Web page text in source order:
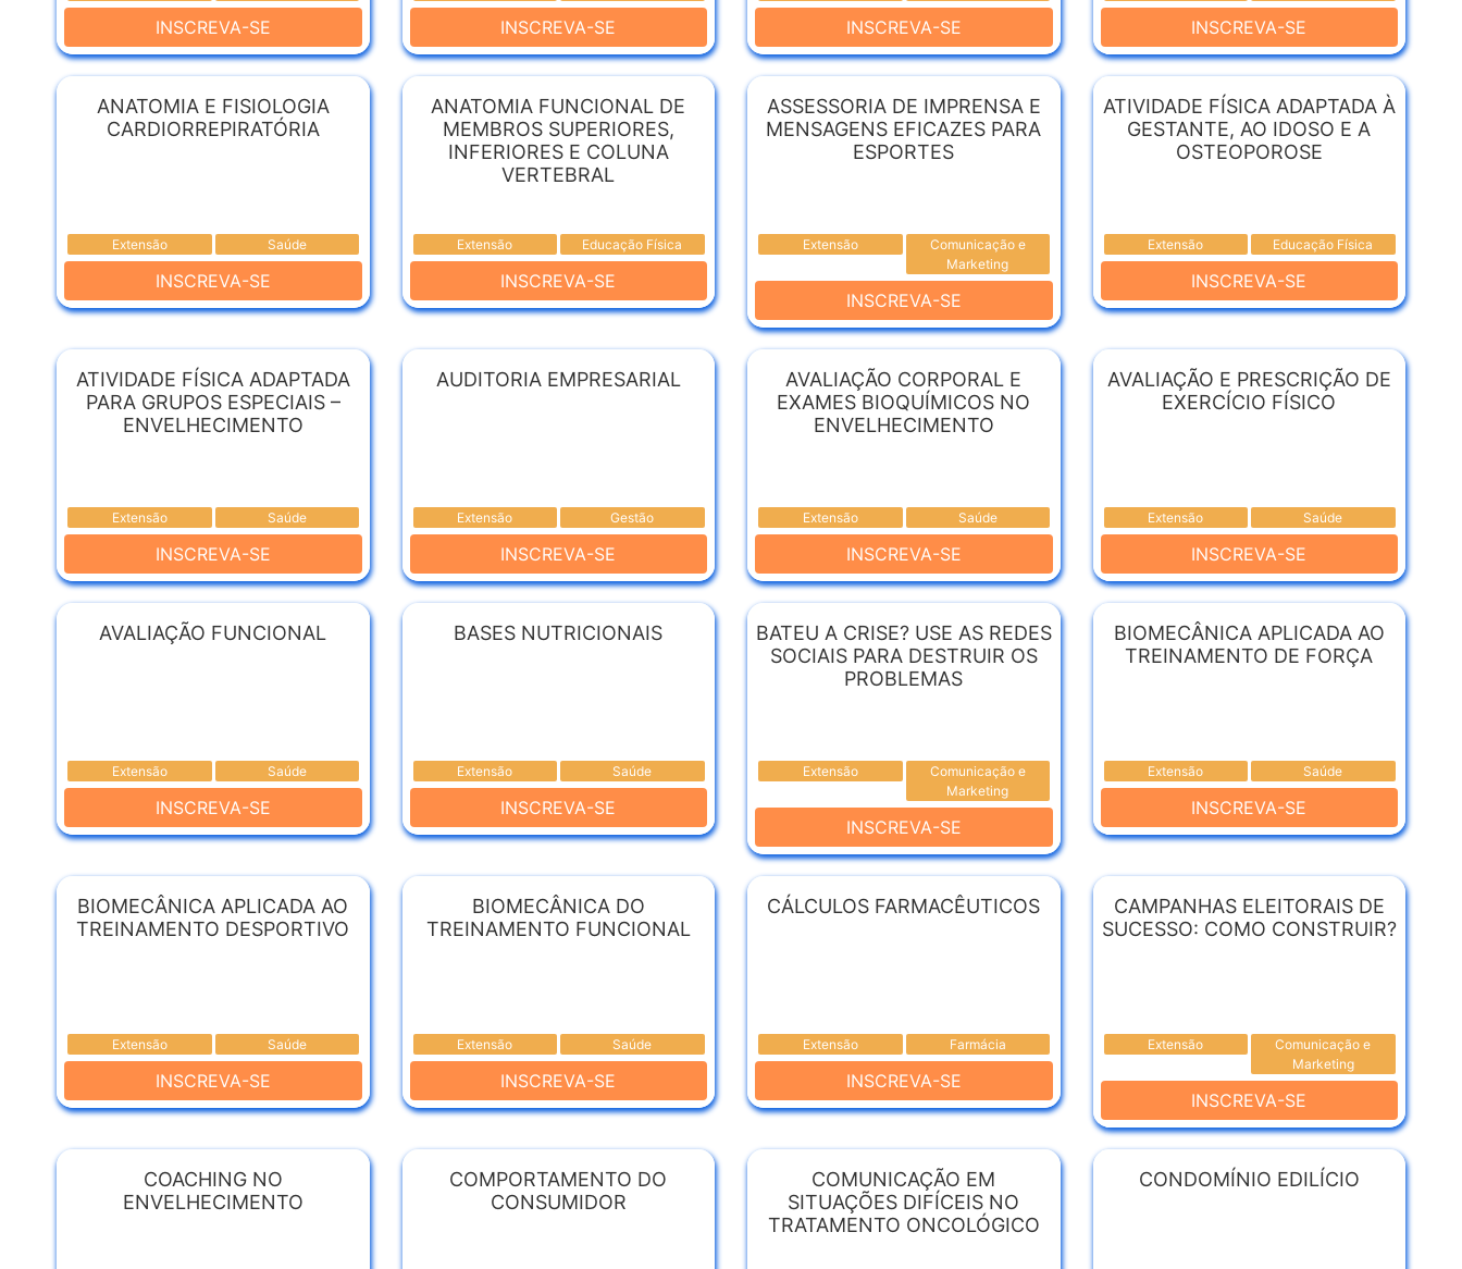
INSCREVA-SE INSCREVA-SE INSCREVA-SE INSCREVA-SE
ANATOMIA E FISIOLOGIA
CARDIORREPIRATÓRIA
Extensão Saúde
INSCREVA-SE
ANATOMIA FUNCIONAL DE
MEMBROS SUPERIORES,
INFERIORES E COLUNA
VERTEBRAL
Extensão Educação Física
INSCREVA-SE
ASSESSORIA DE IMPRENSA E
MENSAGENS EFICAZES PARA
ESPORTES
Extensão
Comunicação e
Marketing
INSCREVA-SE
ATIVIDADE FÍSICA ADAPTADA À
GESTANTE, AO IDOSO E A
OSTEOPOROSE
Extensão Educação Física
INSCREVA-SE
ATIVIDADE FÍSICA ADAPTADA
PARA GRUPOS ESPECIAIS –
ENVELHECIMENTO
Extensão Saúde
INSCREVA-SE
AUDITORIA EMPRESARIAL
Extensão Gestão
INSCREVA-SE
AVALIAÇÃO CORPORAL E
EXAMES BIOQUÍMICOS NO
ENVELHECIMENTO
Extensão Saúde
INSCREVA-SE
AVALIAÇÃO E PRESCRIÇÃO DE
EXERCÍCIO FÍSICO
Extensão Saúde
INSCREVA-SE
AVALIAÇÃO FUNCIONAL
Extensão Saúde
INSCREVA-SE
BASES NUTRICIONAIS
Extensão Saúde
INSCREVA-SE
BATEU A CRISE? USE AS REDES
SOCIAIS PARA DESTRUIR OS
PROBLEMAS
Extensão
Comunicação e
Marketing
INSCREVA-SE
BIOMECÂNICA APLICADA AO
TREINAMENTO DE FORÇA
Extensão Saúde
INSCREVA-SE
BIOMECÂNICA APLICADA AO
TREINAMENTO DESPORTIVO
Extensão Saúde
INSCREVA-SE
BIOMECÂNICA DO
TREINAMENTO FUNCIONAL
Extensão Saúde
INSCREVA-SE
CÁLCULOS FARMACÊUTICOS
Extensão Farmácia
INSCREVA-SE
CAMPANHAS ELEITORAIS DE
SUCESSO: COMO CONSTRUIR?
Extensão
Comunicação e
Marketing
INSCREVA-SE
COACHING NO
ENVELHECIMENTO
COMPORTAMENTO DO
CONSUMIDOR
COMUNICAÇÃO EM
SITUAÇÕES DIFÍCEIS NO
TRATAMENTO ONCOLÓGICO
CONDOMÍNIO EDILÍCIO